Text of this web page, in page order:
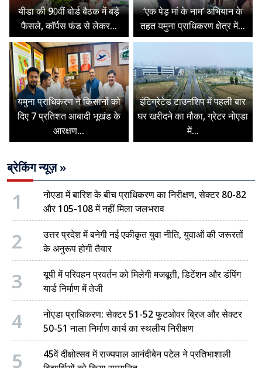
यीडा की 90वीं बोर्ड बैठक में बड़े
फैसले, कॉर्पस फंड से लेकर...
‘एक पेड़ मां के नाम’ अभियान के
तहत यमुना प्राधिकरण क्षेत्र में...
यमुना प्राधिकरण ने किसानों को
दिए 7 प्रतिशत आबादी भूखंड के
आरक्षण...
इंटिग्रेटेड टाउनशिप में पहली बार
घर खरीदने का मौका, ग्रेटर नोएडा
में...
ब्रेकिंग न्यूज़ »
1
नोएडा में बारिश के बीच प्राधिकरण का निरीक्षण, सेक्टर 80-82
और 105-108 में नहीं मिला जलभराव
2
उत्तर प्रदेश में बनेगी नई एकीकृत युवा नीति, युवाओं की जरूरतों
के अनुरूप होगी तैयार
3
यूपी में परिवहन प्रवर्तन को मिलेगी मजबूती, डिटेंशन और डंपिंग
यार्ड निर्माण में तेजी
4
नोएडा प्राधिकरण: सेक्टर 51-52 फुटओवर ब्रिज और सेक्टर
50-51 नाला निर्माण कार्य का स्थलीय निरीक्षण
5
45वें दीक्षोत्सव में राज्यपाल आनंदीबेन पटेल ने प्रतिभाशाली